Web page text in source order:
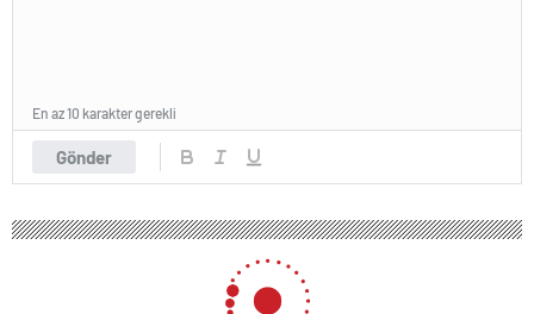
Gönder
En az 10 karakter gerekli